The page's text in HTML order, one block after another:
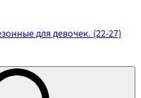
для девочек. (22-27)